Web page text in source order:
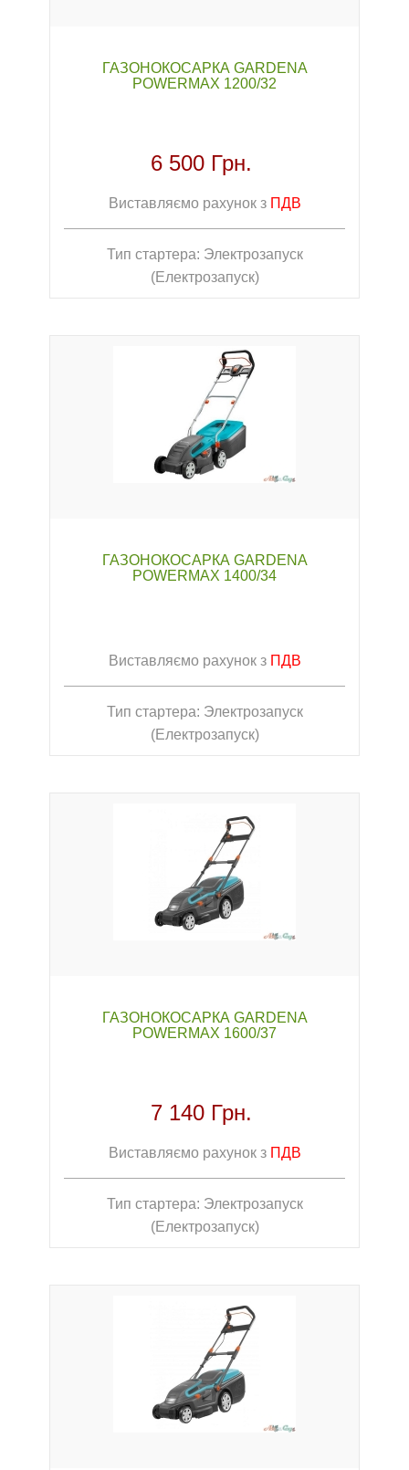
ГАЗОНОКОСАРКА GARDENA
POWERMAX 1200/32
6 500 Грн.
Виставляємо рахунок з ПДВ
Тип стартера: Электрозапуск
(Електрозапуск)
ГАЗОНОКОСАРКА GARDENA
POWERMAX 1400/34
Виставляємо рахунок з ПДВ
Тип стартера: Электрозапуск
(Електрозапуск)
ГАЗОНОКОСАРКА GARDENA
POWERMAX 1600/37
7 140 Грн.
Виставляємо рахунок з ПДВ
Тип стартера: Электрозапуск
(Електрозапуск)